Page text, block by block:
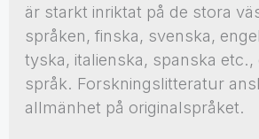
är starkt inriktat på de stora
språken, finska, svenska,
tyska, italienska, spanska etc.,
språk. Forskningslitteratur
allmänhet på originalspråket.